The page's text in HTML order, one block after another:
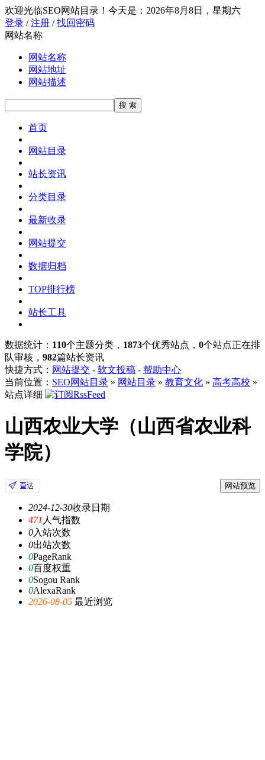
欢迎光临SEO网站目录！ 今天是：2026年8月8日，星期六
登录 /注册 /找回密码
网站名称
网站名称
网站地址
网站描述
首页
网站目录
站长资讯
分类目录
最新收录
网站提交
数据归档
TOP排行榜
站长工具
数据统计： 110个主题分类， 1873个优秀站点， 0个站点正在排
队审核， 982篇站长资讯
快捷方式： 网站提交 - 软文投稿 - 帮助中心
当前位置： SEO网站目录 » 网站目录 » 教育文化 » 高考高校 »
站点详细
山西农业大学（山西省农业科
学院）
网站预览
2024-12-30收录日期
471 人气指数
0入站次数
0出站次数
0PageRank
0百度权重
0Sogou Rank
0AlexaRank
2026-08-05 最近浏览